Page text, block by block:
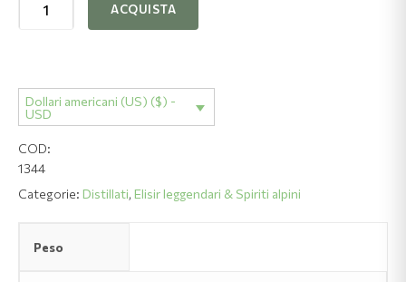
quantità
ACQUISTA
Dollari americani (US) ($) -
USD
COD:
1344
Categorie: Distillati, Elisir leggendari & Spiriti alpini
Peso